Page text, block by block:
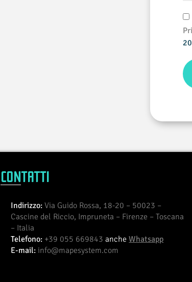
CONTATTI
Indirizzo: Via Guido Rossa, 18-20 – 50023 –
Cascine del Riccio, Impruneta – Firenze – Toscana
– Italia
Telefono: +39 055 669843ancheWhatsapp
E-mail: info@mapesystem.com